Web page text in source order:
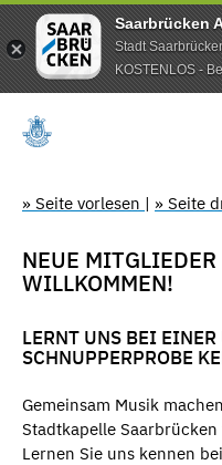
Saarbrücken
Stadt
KOSTENLOS -
» Seite vorlesen | » Seite
NEUE
WILLKOMMEN!
LERNT UNS BEI
SCHNUPPERPROBE
Gemeinsam Musik
Stadtkapelle
Lernen Sie uns kennen